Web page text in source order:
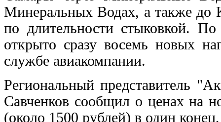
Минеральных Водах, а также до
по длительности стыковкой.
открыто сразу восемь новых
службе авиакомпании.
Региональный представитель
Савченков сообщил о ценах на
(около 1500 рублей) в один